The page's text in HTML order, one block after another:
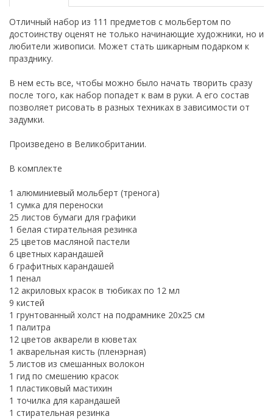
Отличный набор из 111 предметов с мольбертом по
достоинству оценят не только начинающие художники, но и
любители живописи. Может стать шикарным подарком к
празднику.
В нем есть все, чтобы можно было начать творить сразу
после того, как набор попадет к вам в руки. А его состав
позволяет рисовать в разных техниках в зависимости от
задумки.
Произведено в Великобритании.
В комплекте
1 алюминиевый мольберт (тренога)
1 сумка для переноски
25 листов бумаги для графики
1 белая стирательная резинка
25 цветов масляной пастели
6 цветных карандашей
6 графитных карандашей
1 пенал
12 акриловых красок в тюбиках по 12 мл
9 кистей
1 грунтованный холст на подрамнике 20х25 см
1 палитра
12 цветов акварели в кюветах
1 акварельная кисть (пленэрная)
5 листов из смешанных волокон
1 гид по смешению красок
1 пластиковый мастихин
1 точилка для карандашей
1 стирательная резинка